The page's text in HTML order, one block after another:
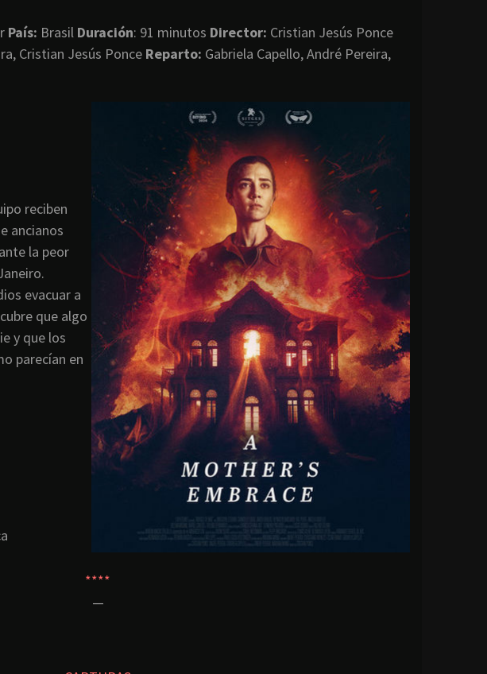
País: Brasil Duración: 91 minutos Director: Cristian Jesús Ponce
Cristian Jesús Ponce Reparto: Gabriela Capello, André Pereira,
reciben
ancianos
la peor
evacuar a
que algo
y que los
parecían en
****
—